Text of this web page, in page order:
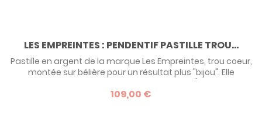
LES EMPREINTES : PENDENTIF PASTILLE TROU...
Pastille en argent de la marque Les Empreintes, trou coeur,
montée sur bélière pour un résultat plus "bijou". Elle
main, de pied), ou un dessin. Avec la marque de bijoux à
109,00 €